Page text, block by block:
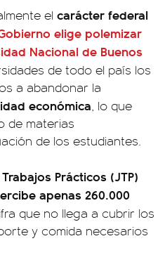
el carácter federal
elige polemizar
Nacional de Buenos
de todo el país los
a abandonar la
económica, lo que
de materias
de los estudiantes.
Prácticos (JTP)
apenas 260.000
que no llega a cubrir los
y comida necesarios